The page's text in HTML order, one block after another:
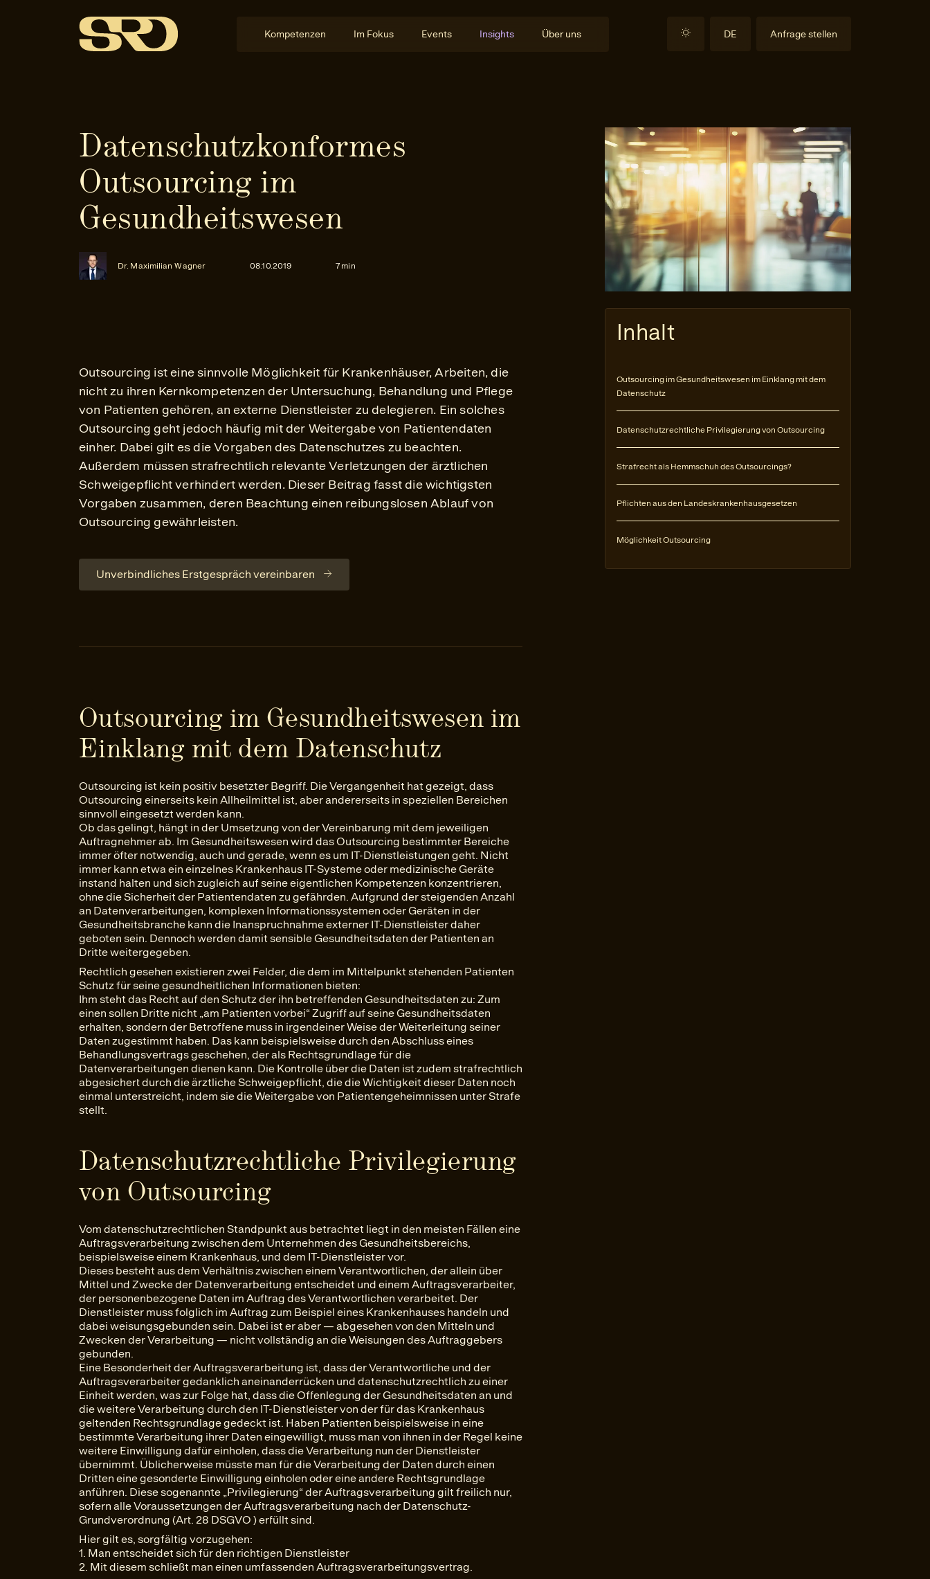
Kompetenzen Im Fokus Events Insights Über uns DE Anfrage stellen
Datenschutz­konformes
Outsourcing im
Gesundheitswesen
Dr. Maximilian Wagner 08.10.2019 7 min
Outsourcing ist eine sinnvolle Möglichkeit für Krankenhäuser, Arbeiten, die
nicht zu ihren Kernkompetenzen der Untersuchung, Behandlung und Pflege
von Patienten gehören, an externe Dienstleister zu delegieren. Ein solches
Outsourcing geht jedoch häufig mit der Weitergabe von Patientendaten
einher. Dabei gilt es die Vorgaben des Datenschutzes zu beachten.
Außerdem müssen strafrechtlich relevante Verletzungen der ärztlichen
Schweigepflicht verhindert werden. Dieser Beitrag fasst die wichtigsten
Vorgaben zusammen, deren Beachtung einen reibungslosen Ablauf von
Outsourcing gewährleisten.
Unverbindliches Erstgespräch vereinbaren
Outsourcing im Gesundheitswesen im
Einklang mit dem Datenschutz
Outsourcing ist kein positiv besetzter Begriff. Die Vergangenheit hat gezeigt, dass
Outsourcing einerseits kein Allheilmittel ist, aber andererseits in speziellen Bereichen
sinnvoll eingesetzt werden kann.
Ob das gelingt, hängt in der Umsetzung von der Vereinbarung mit dem jeweiligen
Auftragnehmer ab. Im Gesundheitswesen wird das Outsourcing bestimmter Bereiche
immer öfter notwendig, auch und gerade, wenn es um IT-Dienstleistungen geht. Nicht
immer kann etwa ein einzelnes Krankenhaus IT-Systeme oder medizinische Geräte
instand halten und sich zugleich auf seine eigentlichen Kompetenzen konzentrieren,
ohne die Sicherheit der Patientendaten zu gefährden. Aufgrund der steigenden Anzahl
an Datenverarbeitungen, komplexen Informationssystemen oder Geräten in der
Gesundheitsbranche kann die Inanspruchnahme externer IT-Dienstleister daher
geboten sein. Dennoch werden damit sensible Gesundheitsdaten der Patienten an
Dritte weitergegeben.
Rechtlich gesehen existieren zwei Felder, die dem im Mittelpunkt stehenden Patienten
Schutz für seine gesundheitlichen Informationen bieten:
Ihm steht das Recht auf den Schutz der ihn betreffenden Gesundheitsdaten zu: Zum
einen sollen Dritte nicht „am Patienten vorbei“ Zugriff auf seine Gesundheitsdaten
erhalten, sondern der Betroffene muss in irgendeiner Weise der Weiterleitung seiner
Daten zugestimmt haben. Das kann beispielsweise durch den Abschluss eines
Behandlungsvertrags geschehen, der als Rechtsgrundlage für die
Datenverarbeitungen dienen kann. Die Kontrolle über die Daten ist zudem strafrechtlich
abgesichert durch die ärztliche Schweigepflicht, die die Wichtigkeit dieser Daten noch
einmal unterstreicht, indem sie die Weitergabe von Patientengeheimnissen unter Strafe
stellt.
Datenschutzrechtliche Privilegierung
von Outsourcing
Vom datenschutzrechtlichen Standpunkt aus betrachtet liegt in den meisten Fällen eine
Auftragsverarbeitung zwischen dem Unternehmen des Gesundheitsbereichs,
beispielsweise einem Krankenhaus, und dem IT-Dienstleister vor.
Dieses besteht aus dem Verhältnis zwischen einem Verantwortlichen, der allein über
Mittel und Zwecke der Datenverarbeitung entscheidet und einem Auftragsverarbeiter,
der personenbezogene Daten im Auftrag des Verantwortlichen verarbeitet. Der
Dienstleister muss folglich im Auftrag zum Beispiel eines Krankenhauses handeln und
dabei weisungsgebunden sein. Dabei ist er aber — abgesehen von den Mitteln und
Zwecken der Verarbeitung — nicht vollständig an die Weisungen des Auftraggebers
gebunden.
Eine Besonderheit der Auftragsverarbeitung ist, dass der Verantwortliche und der
Auftragsverarbeiter gedanklich aneinanderrücken und datenschutzrechtlich zu einer
Einheit werden, was zur Folge hat, dass die Offenlegung der Gesundheitsdaten an und
die weitere Verarbeitung durch den IT-Dienstleister von der für das Krankenhaus
geltenden Rechtsgrundlage gedeckt ist. Haben Patienten beispielsweise in eine
bestimmte Verarbeitung ihrer Daten eingewilligt, muss man von ihnen in der Regel keine
weitere Einwilligung dafür einholen, dass die Verarbeitung nun der Dienstleister
übernimmt. Üblicherweise müsste man für die Verarbeitung der Daten durch einen
Dritten eine gesonderte Einwilligung einholen oder eine andere Rechtsgrundlage
anführen. Diese sogenannte „Privilegierung“ der Auftragsverarbeitung gilt freilich nur,
sofern alle Voraussetzungen der Auftragsverarbeitung nach der Datenschutz-
Grundverordnung (Art. 28 DSGVO ) erfüllt sind.
Hier gilt es, sorgfältig vorzugehen:
1. Man entscheidet sich für den richtigen Dienstleister
2. Mit diesem schließt man einen umfassenden Auftragsverarbeitungsvertrag.
Inhalt
Outsourcing im Gesundheitswesen im Einklang mit dem
Datenschutz
Datenschutzrechtliche Privilegierung von Outsourcing
Strafrecht als Hemmschuh des Outsourcings?
Pflichten aus den Landeskrankenhausgesetzen
Möglichkeit Outsourcing